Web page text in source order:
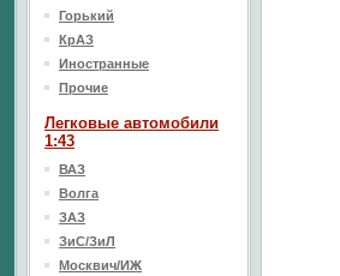
Горький
КрАЗ
Иностранные
Прочие
Легковые автомобили
1:43
ВАЗ
Волга
ЗАЗ
ЗиС/ЗиЛ
Москвич/ИЖ